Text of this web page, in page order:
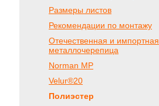
Размеры листов
Рекомендации по монтажу
Отечественная и импортная
металлочерепица
Norman MP
Velur®20
Полиэстер